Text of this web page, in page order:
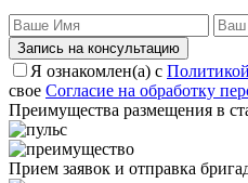
Запись на консультацию
Я ознакомлен(а) с
свое Согласие на обработку
Преимущества размещения в
Прием заявок и отправка